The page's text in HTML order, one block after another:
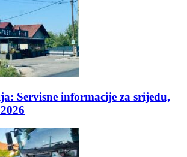
Servisne informacije za srijedu,